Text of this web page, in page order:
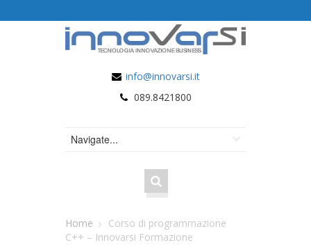
info@innovarsi.it
089.8421800
Home
Corso di programmazione
C++ – Innovarsi Formazione